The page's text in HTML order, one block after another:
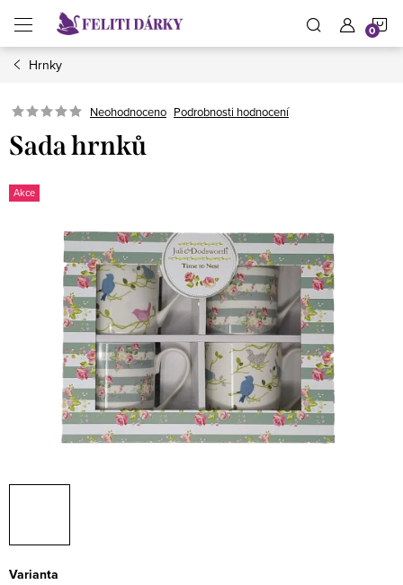
obsah
Hrnky
Neohodnoceno Podrobnosti hodnocení
Sada hrnků
Akce
Varianta